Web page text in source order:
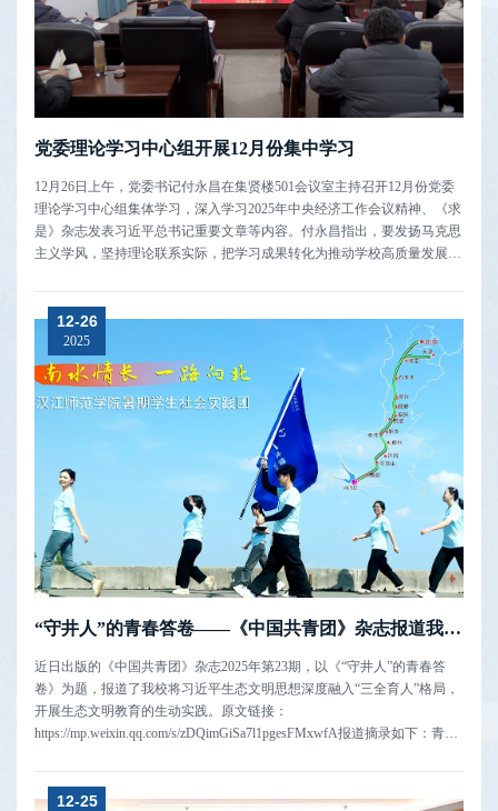
党委理论学习中心组开展12月份集中学习
12月26日上午，党委书记付永昌在集贤楼501会议室主持召开12月份党委
理论学习中心组集体学习，深入学习2025年中央经济工作会议精神、《求
是》杂志发表习近平总书记重要文章等内容。付永昌指出，要发扬马克思
主义学风，坚持理论联系实际，把学习成果转化为推动学校高质量发展的
会议精神、省委...
12-26
2025
“守井人”的青春答卷——《中国共青团》杂志报道我校生态文明教育典型经验
近日出版的《中国共青团》杂志2025年第23期，以《“守井人”的青春答
卷》为题，报道了我校将习近平生态文明思想深度融入“三全育人”格局，
开展生态文明教育的生动实践。原文链接：
https://mp.weixin.qq.com/s/zDQimGiSa7l1pgesFMxwfA报道摘录如下：青春
呼。“我们要成立一个团队。”十年...
12-25